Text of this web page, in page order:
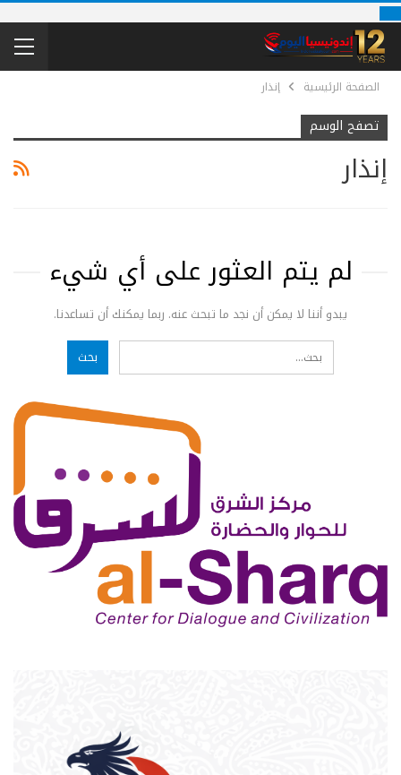
الصفحة الرئيسية إنذار
تصفح الوسم
إنذار
لم يتم العثور على أي شيء
يبدو أننا لا يمكن أن نجد ما تبحث عنه. ربما يمكنك أن تساعدنا.